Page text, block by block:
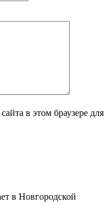
в этом браузере для
в Новгородской